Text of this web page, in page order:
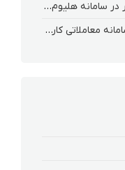
نحوه‌ مشاهده‌ موقعیت‌های باز اختیار در سامانه هلیوم و نکست
نحوه تعیین حد سود و حد ضرر در سامانه معاملاتی کارگزاری فارابی